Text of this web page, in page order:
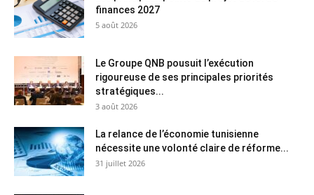
finances 2027
5 août 2026
Le Groupe QNB pousuit l’exécution
rigoureuse de ses principales priorités
stratégiques...
3 août 2026
La relance de l’économie tunisienne
nécessite une volonté claire de réforme...
31 juillet 2026